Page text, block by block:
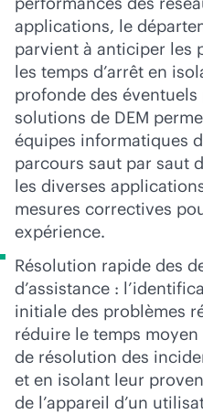
applications, le
parvient à anticiper les
les temps d’arrêt en
profonde des éventuels
solutions de DEM
équipes informatiques
parcours saut par saut
les diverses
mesures correctives
expérience.
Résolution rapide des
d’assistance :
initiale des problèmes
réduire le temps
de résolution des
et en isolant leur
de l’appareil d’un